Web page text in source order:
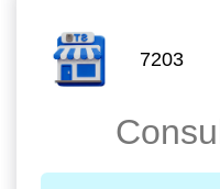
7203